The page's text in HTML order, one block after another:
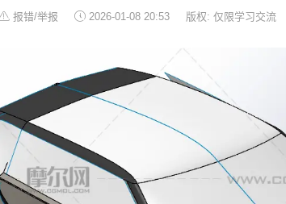
报错/举报 2026-01-08 20:53 版权: 仅限学习交流